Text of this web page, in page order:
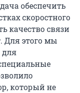
обеспечить
скоростного
качество связи
Для этого мы
который не